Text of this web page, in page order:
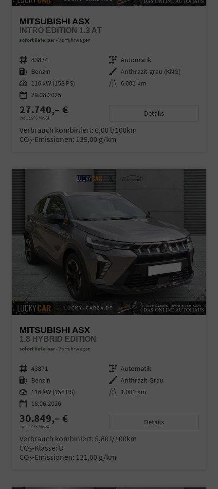
MITSUBISHI ASX
INTRO EDITION 1.3 AT
sofort lieferbar Vorführwagen
Fahrzeugnr. 43874 Getriebe Automatik
Kraftstoff Benzin Außenfarbe Anthrazit-grau (KNG)
Leistung 116 kW (158 PS) Kilometerstand 6.001 km
29.08.2025
27.740,– €
incl. 19% MwSt.
Details
Verbrauch kombiniert: 6,00 l/100km
CO2-Emissionen: 135,00 g/km
MITSUBISHI ASX
1.8 HYBRID EDITION
sofort lieferbar Vorführwagen
Fahrzeugnr. 43871 Getriebe Automatik
Kraftstoff Benzin Außenfarbe Anthrazit-Grau
Leistung 116 kW (158 PS) Kilometerstand 1.001 km
18.06.2026
30.849,– €
incl. 19% MwSt.
Details
Verbrauch kombiniert: 5,80 l/100km
CO2-Klasse: D
CO2-Emissionen: 131,00 g/km